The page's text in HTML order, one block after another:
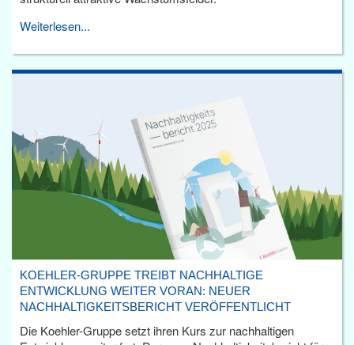
Weiterlesen...
KOEHLER-GRUPPE TREIBT NACHHALTIGE
ENTWICKLUNG WEITER VORAN: NEUER
NACHHALTIGKEITSBERICHT VERÖFFENTLICHT
Die Koehler-Gruppe setzt ihren Kurs zur nachhaltigen